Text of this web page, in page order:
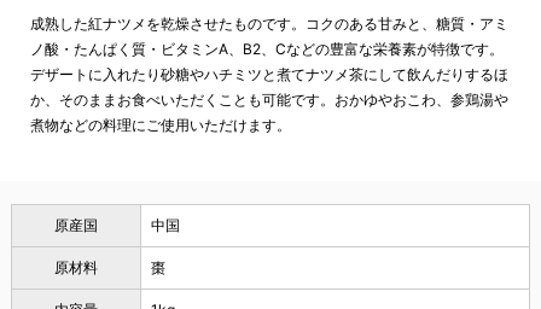
成熟した紅ナツメを乾燥させたものです。コクのある甘みと、糖質・アミ
ノ酸・たんぱく質・ビタミンA、B2、Cなどの豊富な栄養素が特徴です。
デザートに入れたり砂糖やハチミツと煮てナツメ茶にして飲んだりするほ
か、そのままお食べいただくことも可能です。おかゆやおこわ、参鶏湯や
煮物などの料理にご使用いただけます。
原産国 中国
原材料 棗